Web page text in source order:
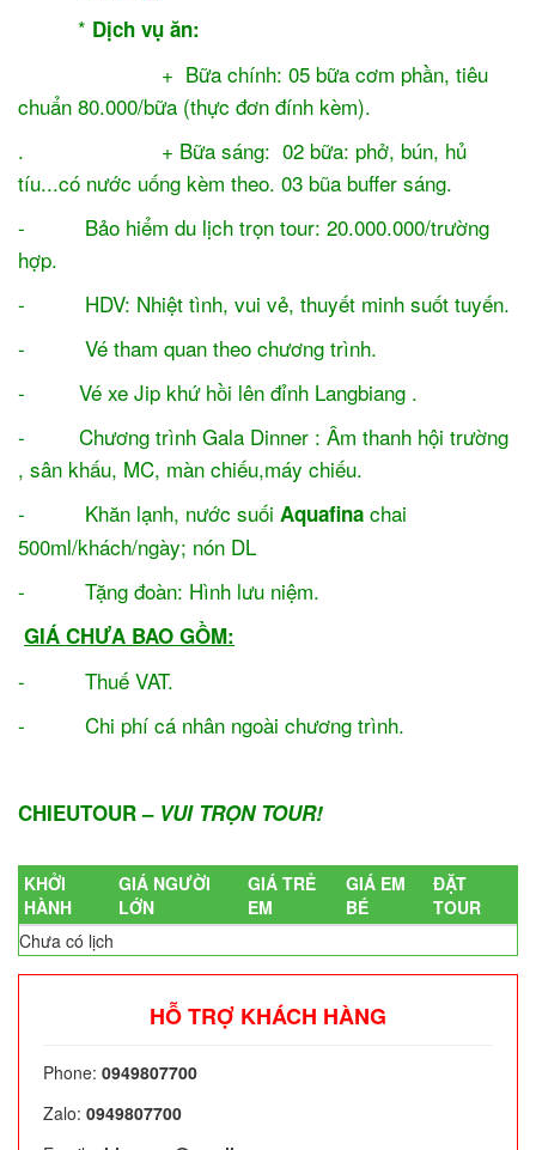
* Dịch vụ ăn:
+ Bữa chính: 05 bữa cơm phần, tiêu
chuẩn 80.000/bữa (thực đơn đính kèm).
.
+ Bữa sáng: 02 bữa: phở, bún, hủ
tíu...có nước uống kèm theo. 03 bũa buffer sáng.
- Bảo hiểm du lịch trọn tour: 20.000.000/trường
hợp.
- HDV: Nhiệt tình, vui vẻ, thuyết minh suốt tuyến.
- Vé tham quan theo chương trình.
- Vé xe Jip khứ hồi lên đỉnh Langbiang .
- Chương trình Gala Dinner : Âm thanh hội trường
, sân khấu, MC, màn chiếu,máy chiếu.
- Khăn lạnh, nước suối Aquafina chai
500ml/khách/ngày; nón DL
- Tặng đoàn: Hình lưu niệm.
GIÁ CHƯA BAO GỒM:
- Thuế VAT.
- Chi phí cá nhân ngoài chương trình.
CHIEUTOUR – VUI TRỌN TOUR!
KHỞI
HÀNH
GIÁ NGƯỜI
LỚN
GIÁ TRẺ
EM
GIÁ EM
BÉ
ĐẶT
TOUR
Chưa có lịch
HỖ TRỢ KHÁCH HÀNG
Phone: 0949807700
Zalo: 0949807700